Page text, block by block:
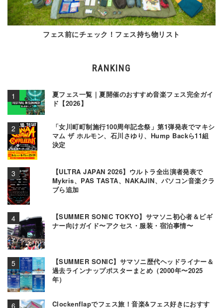
フェス前にチェック！フェス持ち物リスト
RANKING
夏フェス一覧｜夏開催のおすすめ音楽フェス完全ガイ
ド【2026】
「女川町町制施行100周年記念祭」第1弾発表でマキシ
マム ザ ホルモン、石川さゆり、Hump Backら11組
決定
【ULTRA JAPAN 2026】ウルトラ全出演者発表で
Mykris、PAS TASTA、NAKAJIN、パソコン音楽クラ
ブら追加
【SUMMER SONIC TOKYO】サマソニ初心者＆ビギ
ナー向けガイド〜アクセス・服装・宿泊事情〜
【SUMMER SONIC】サマソニ歴代ヘッドライナー＆
過去ラインナップポスターまとめ（2000年〜2025
年）
Clockenflapでフェス旅！音楽&フェス好きにおすす